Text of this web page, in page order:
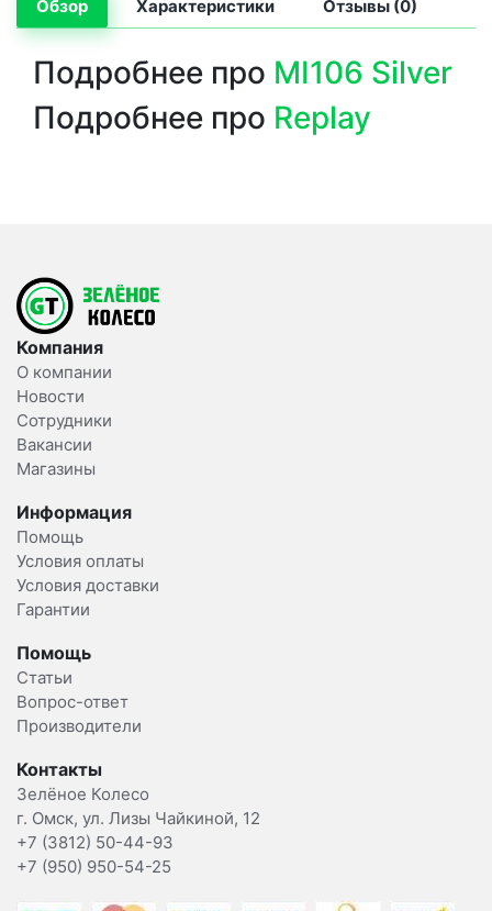
Обзор Характеристики Отзывы (0)
Подробнее про MI106 Silver
Подробнее про Replay
Компания
О компании
Новости
Сотрудники
Вакансии
Магазины
Информация
Помощь
Условия оплаты
Условия доставки
Гарантии
Помощь
Статьи
Вопрос-ответ
Производители
Контакты
Зелёное Колесо
г. Омск, ул. Лизы Чайкиной, 12
+7 (3812) 50-44-93
+7 (950) 950-54-25